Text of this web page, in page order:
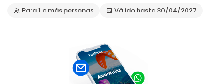
Para 1 o más personas Válido hasta 30/04/2027